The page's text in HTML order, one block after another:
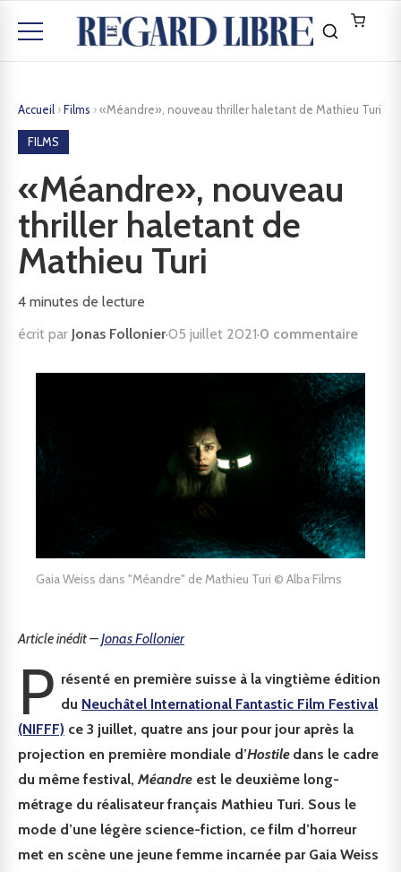
Accueil ›Films ›«Méandre», nouveau thriller haletant de Mathieu Turi
FILMS
«Méandre», nouveau
thriller haletant de
Mathieu Turi
4 minutes de lecture
écrit par Jonas Follonier·05 juillet 2021·0 commentaire
Gaia Weiss dans "Méandre" de Mathieu Turi © Alba Films
Article inédit –Jonas Follonier
P résenté en première suisse à la vingtième édition
du Neuchâtel International Fantastic Film Festival
(NIFFF) ce 3 juillet, quatre ans jour pour jour après la
projection en première mondiale d’Hostile dans le cadre
du même festival, Méandre est le deuxième long-
métrage du réalisateur français Mathieu Turi. Sous le
mode d’une légère science-fiction, ce film d’horreur
met en scène une jeune femme incarnée par Gaia Weiss